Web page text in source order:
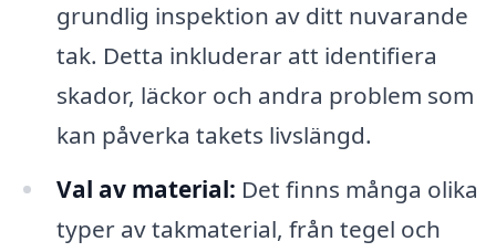
grundlig inspektion av ditt nuvarande
tak. Detta inkluderar att identifiera
skador, läckor och andra problem som
kan påverka takets livslängd.
Val av material: Det finns många olika
typer av takmaterial, från tegel och